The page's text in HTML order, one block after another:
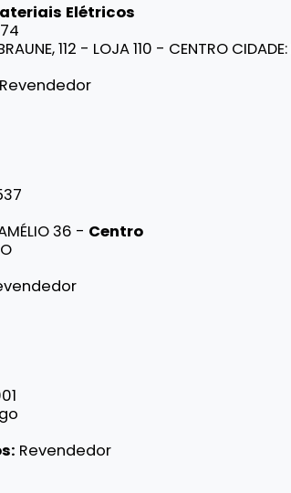
Elétricos
112 - LOJA 110 - CENTRO CIDADE:
Revendedor
36 - Centro
Revendedor